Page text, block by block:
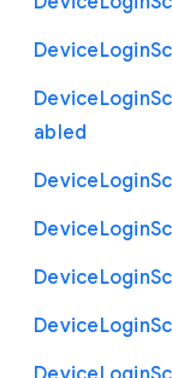
DeviceLogin
DeviceLogin
abled
DeviceLogin
DeviceLogin
DeviceLogin
DeviceLogin